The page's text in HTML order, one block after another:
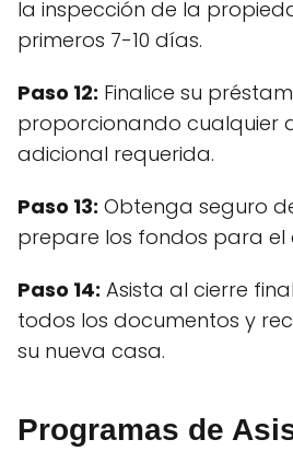
la inspección de la
primeros 7-10 días.
Paso 12: Finalice su
proporcionando cualquier
adicional requerida.
Paso 13: Obtenga seguro
prepare los fondos para el
Paso 14: Asista al cierre
todos los documentos y
su nueva casa.
Programas de